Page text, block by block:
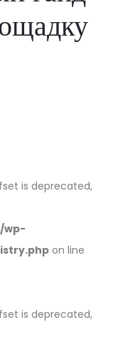
is deprecated,
wp-
on line
is deprecated,